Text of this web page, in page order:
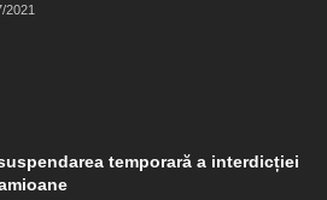
2021
temporară a interdicției